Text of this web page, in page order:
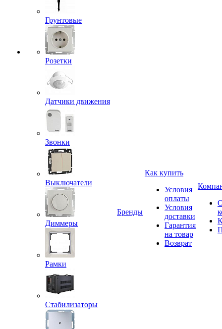
Грунтовые
Розетки
Датчики движения
Звонки
Выключатели
Диммеры
Рамки
Стабилизаторы
Бренды
Как купить
Условия
оплаты
Условия
доставки
Гарантия
на товар
Возврат